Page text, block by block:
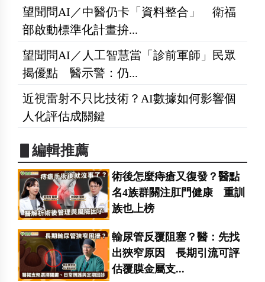
望聞問AI／中醫仍卡「資料整合」 衛福
部啟動標準化計畫拚...
望聞問AI／人工智慧當「診前軍師」民眾
揭優點 醫示警：仍...
近視雷射不只比技術？AI數據如何影響個
人化評估成關鍵
▋編輯推薦
術後怎麼痔瘡又復發？醫點
名4族群關注肛門健康 重訓
族也上榜
輸尿管反覆阻塞？醫：先找
出狹窄原因 長期引流可評
估覆膜金屬支...